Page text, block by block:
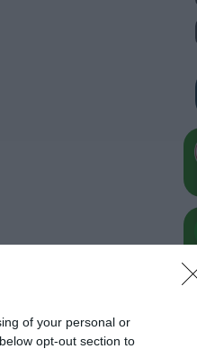
of your personal or
opt-out section to